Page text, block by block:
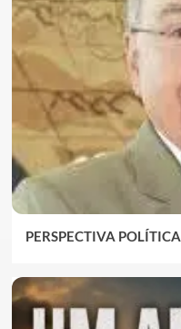
PERSPECTIVA POLÍTICA